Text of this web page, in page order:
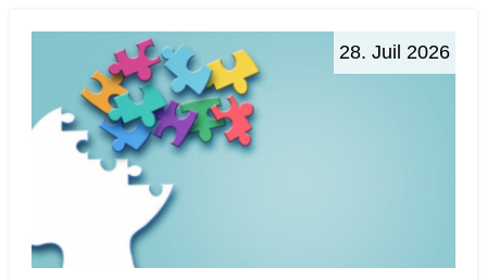
28. Juil 2026